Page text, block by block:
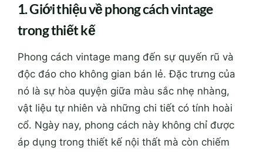
1. Giới thiệu về phong cách vintage
trong thiết kế
Phong cách vintage mang đến sự quyến rũ và
độc đáo cho không gian bán lẻ. Đặc trưng của
nó là sự hòa quyện giữa màu sắc nhẹ nhàng,
vật liệu tự nhiên và những chi tiết có tính hoài
cổ. Ngày nay, phong cách này không chỉ được
áp dụng trong thiết kế nội thất mà còn chiếm